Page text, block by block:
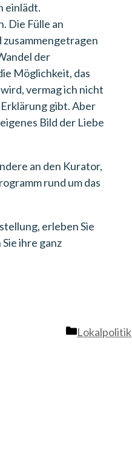
einlädt.
Die Fülle an
zusammengetragen
der
Möglichkeit, das
vermag ich nicht
gibt. Aber
Bild der Liebe
an den Kurator,
rund um das
erleben Sie
ihre ganz
Kategorien
Lokalpolitik